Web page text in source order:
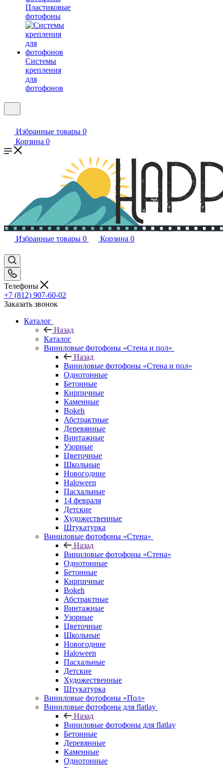
Пластиковые
фотофоны
Системы
крепления
для
фотофонов
Избранные товары 0
Корзина 0
Избранные товары 0 Корзина 0
Телефоны
+7 (812) 907-60-02
Заказать звонок
Каталог
Назад
Каталог
Виниловые фотофоны «Стена и пол»
Назад
Виниловые фотофоны «Стена и пол»
Однотонные
Бетонные
Кирпичные
Каменные
Bokeh
Абстрактные
Деревянные
Винтажные
Узорные
Цветочные
Школьные
Новогодние
Haloween
Пасхальные
14 февраля
Детские
Художественные
Штукатурка
Виниловые фотофоны «Стена»
Назад
Виниловые фотофоны «Стена»
Однотонные
Бетонные
Кирпичные
Bokeh
Абстрактные
Винтажные
Узорные
Цветочные
Школьные
Новогодние
Haloween
Пасхальные
Детские
Художественные
Штукатурка
Виниловые фотофоны «Пол»
Виниловые фотофоны для flatlay
Назад
Виниловые фотофоны для flatlay
Бетонные
Деревянные
Каменные
Однотонные